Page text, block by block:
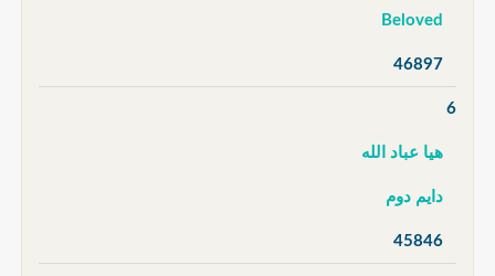
Beloved
46897
6
هيا عباد الله
دايم دوم
45846